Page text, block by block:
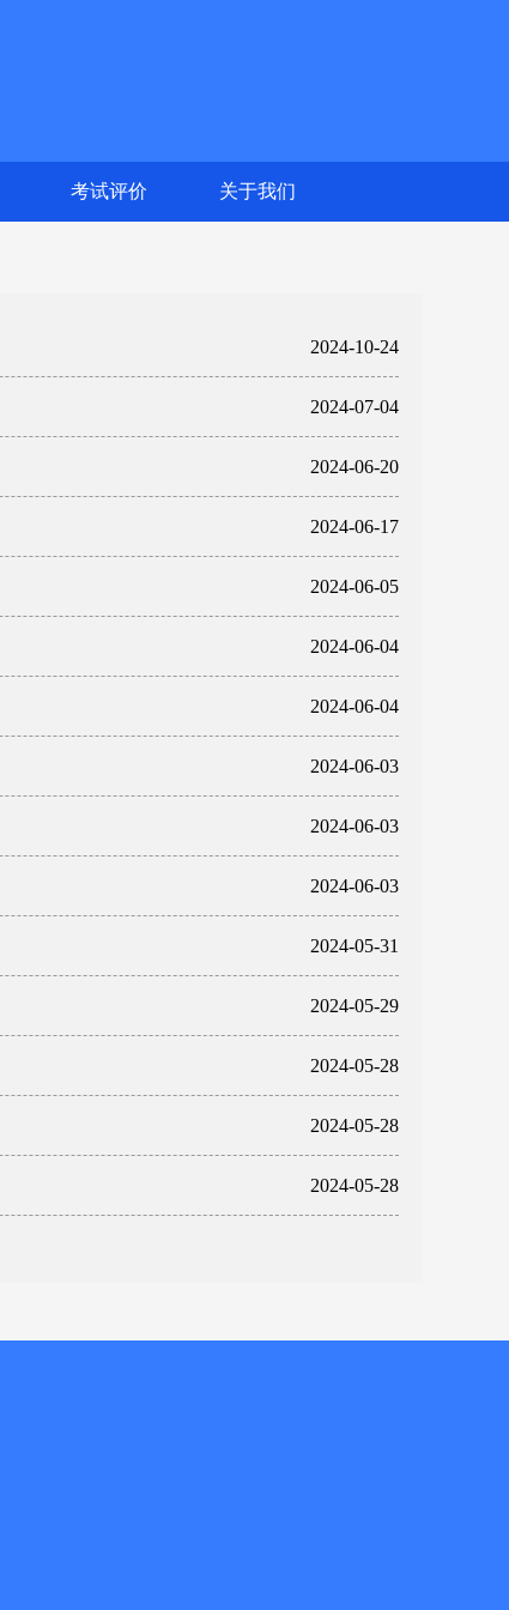
考试评价 关于我们
2024-10-24
2024-07-04
2024-06-20
2024-06-17
2024-06-05
2024-06-04
2024-06-04
2024-06-03
2024-06-03
2024-06-03
2024-05-31
2024-05-29
2024-05-28
2024-05-28
2024-05-28